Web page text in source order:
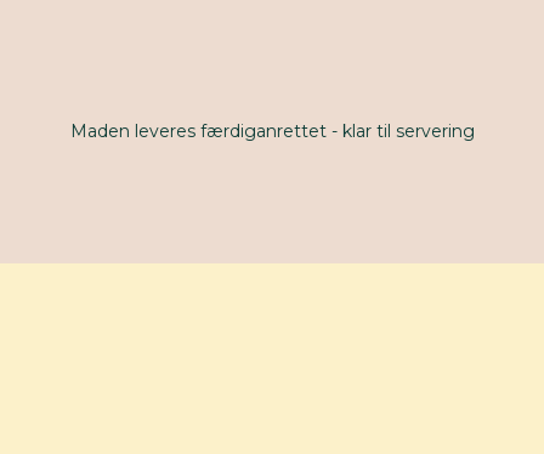
Maden leveres færdiganrettet - klar til servering